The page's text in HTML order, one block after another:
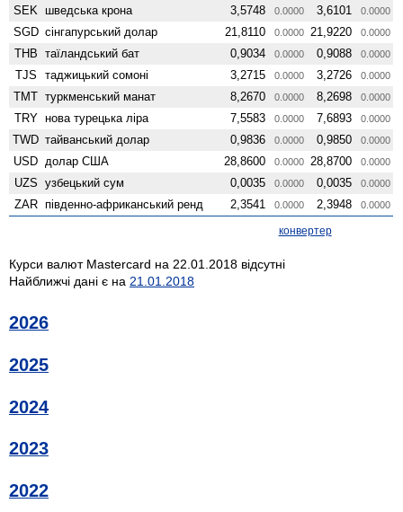
SEK шведська крона 3,5748 0.0000 3,6101 0.0000
SGD сінгапурський долар 21,8110 0.0000 21,9220 0.0000
THB таїландський бат 0,9034 0.0000 0,9088 0.0000
TJS таджицький сомоні 3,2715 0.0000 3,2726 0.0000
TMT туркменський манат 8,2670 0.0000 8,2698 0.0000
TRY нова турецька ліра 7,5583 0.0000 7,6893 0.0000
TWD тайванський долар 0,9836 0.0000 0,9850 0.0000
USD долар США 28,8600 0.0000 28,8700 0.0000
UZS узбецький сум 0,0035 0.0000 0,0035 0.0000
ZAR південно-африканський ренд 2,3541 0.0000 2,3948 0.0000
конвертер
Курси валют Mastercard на 22.01.2018 відсутні
Найближчі дані є на 21.01.2018
2026
2025
2024
2023
2022